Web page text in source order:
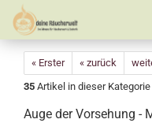
« Erster « zurück
35 Artikel in dieser Kategorie
Auge der Vorsehung -